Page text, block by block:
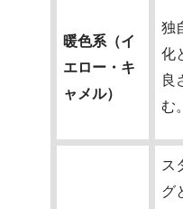
暖色系（イ
エロー・キ
ャメル）
独
化
良
む。
ス
グ